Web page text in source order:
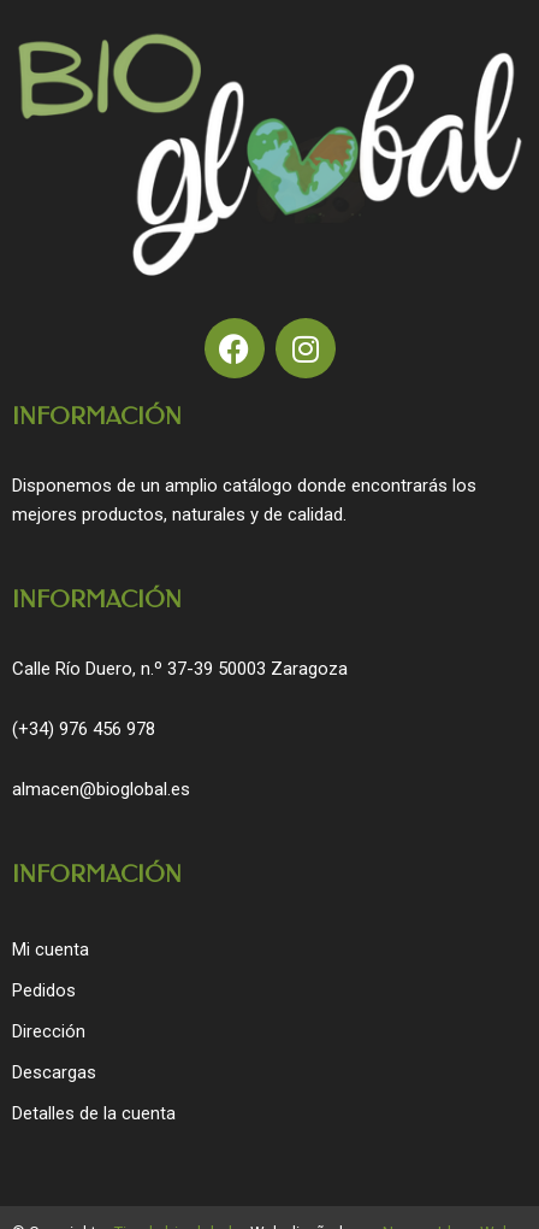
F
a
o
o
I
n
g
r
INFORMACIÓN
Disponemos de un amplio catálogo donde encontrarás los
mejores productos, naturales y de calidad.
INFORMACIÓN
Calle Río Duero, n.º 37-39 50003 Zaragoza
(+34) 976 456 978
almacen@bioglobal.es
INFORMACIÓN
Mi cuenta
Pedidos
Dirección
Descargas
Detalles de la cuenta